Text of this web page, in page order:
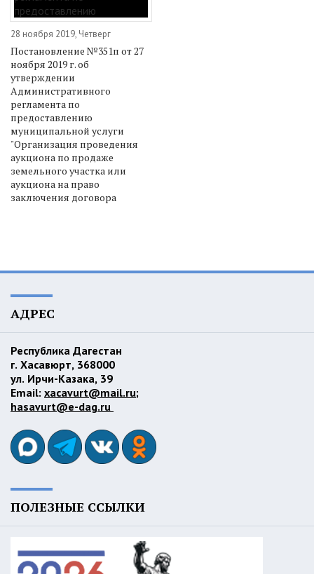
28 ноября 2019, Четверг
Постановление №351п от 27
ноября 2019 г. об
утверждении
Административного
регламента по
предоставлению
муниципальной услуги
"Организация проведения
аукциона по продаже
земельного участка или
аукциона на право
заключения договора
АДРЕС
Республика Дагестан
г. Хасавюрт, 368000
ул. Ирчи-Казака, 39
Email: xacavurt@mail.ru;
hasavurt@e-dag.ru
ПОЛЕЗНЫЕ ССЫЛКИ